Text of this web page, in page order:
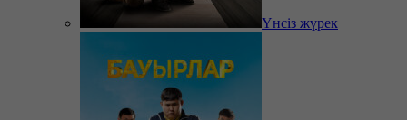
Үнсіз жүрек